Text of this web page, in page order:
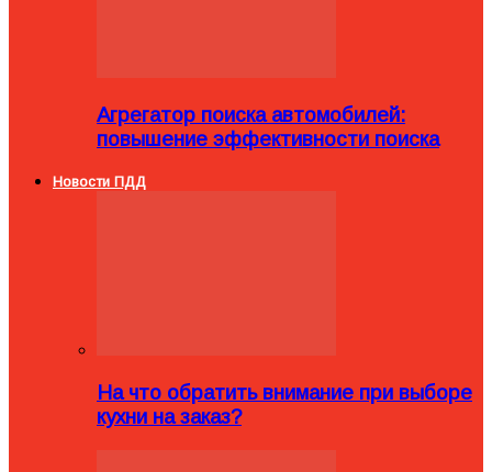
Агрегатор поиска автомобилей:
повышение эффективности поиска
Новости ПДД
На что обратить внимание при выборе
кухни на заказ?